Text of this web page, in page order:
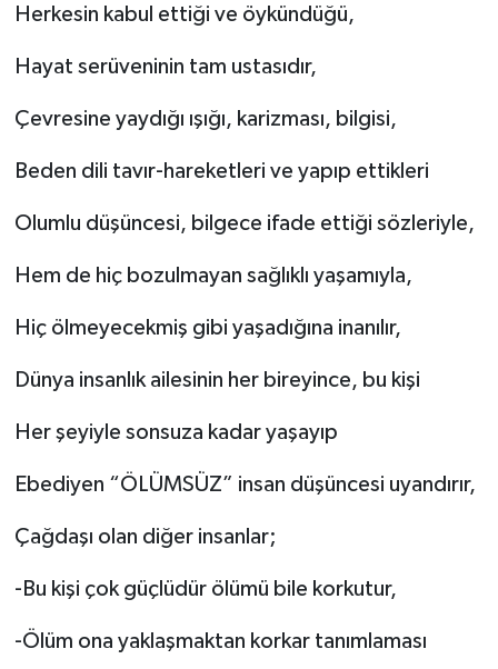
Herkesin kabul ettiği ve öykündüğü,
Hayat serüveninin tam ustasıdır,
Çevresine yaydığı ışığı, karizması, bilgisi,
Beden dili tavır-hareketleri ve yapıp ettikleri
Olumlu düşüncesi, bilgece ifade ettiği sözleriyle,
Hem de hiç bozulmayan sağlıklı yaşamıyla,
Hiç ölmeyecekmiş gibi yaşadığına inanılır,
Dünya insanlık ailesinin her bireyince, bu kişi
Her şeyiyle sonsuza kadar yaşayıp
Ebediyen “ÖLÜMSÜZ” insan düşüncesi uyandırır,
Çağdaşı olan diğer insanlar;
-Bu kişi çok güçlüdür ölümü bile korkutur,
-Ölüm ona yaklaşmaktan korkar tanımlaması